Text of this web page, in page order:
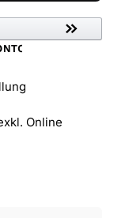
Online